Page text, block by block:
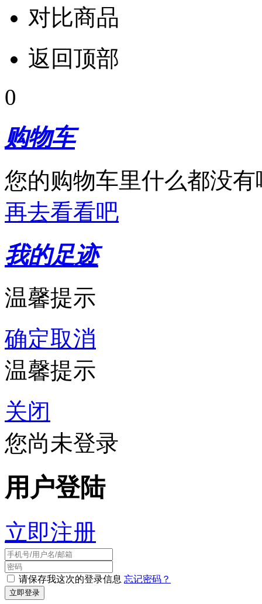
对比商品
返回顶部
0
购物车
您的购物车里什么都没有
再去看看吧
我的足迹
温馨提示
确定取消
温馨提示
关闭
您尚未登录
用户登陆
立即注册
请保存我这次的登录信息 忘记密码？